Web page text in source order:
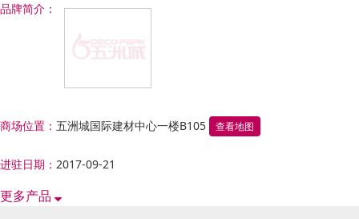
品牌简介：
商场位置： 五洲城国际建材中心一楼B105 查看地图
进驻日期： 2017-09-21
更多产品